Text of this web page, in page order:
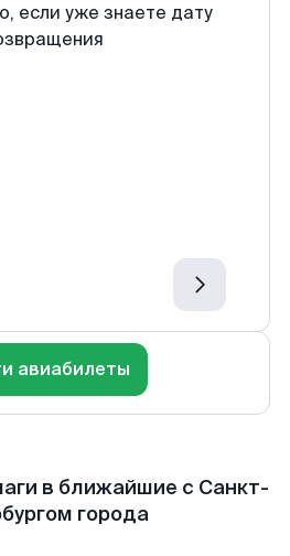
если уже знаете дату
авиабилеты
в ближайшие с Санкт-
города